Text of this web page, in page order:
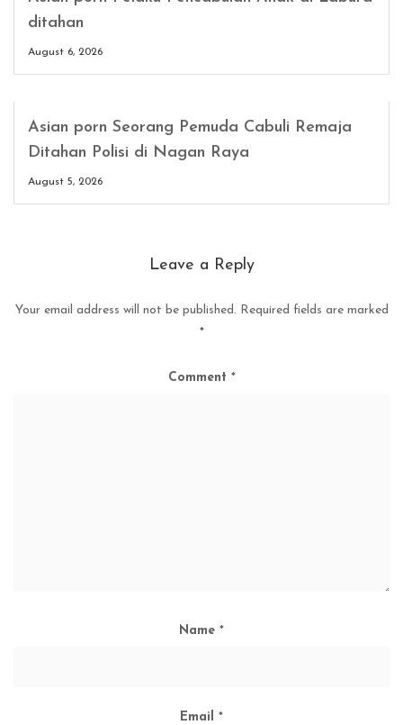
ditahan
August 6, 2026
Asian porn Seorang Pemuda Cabuli Remaja
Ditahan Polisi di Nagan Raya
August 5, 2026
Leave a Reply
Your email address will not be published. Required fields are marked
*
Comment *
Name *
Email *